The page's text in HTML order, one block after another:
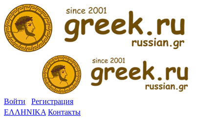
Войти
Регистрация
ΕΛΛΗΝΙΚΑ Контакты